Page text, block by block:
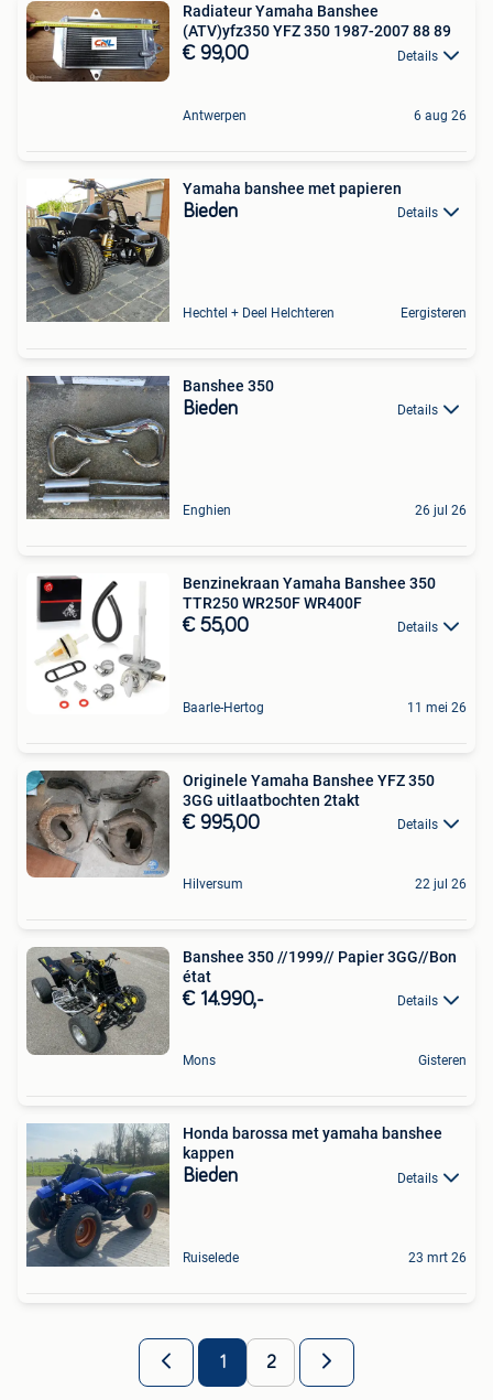
Radiateur Yamaha Banshee
(ATV)yfz350 YFZ 350 1987-2007 88 89
€ 99,00 Details
Antwerpen 6 aug 26
Yamaha banshee met papieren
Bieden Details
Hechtel + Deel Helchteren Eergisteren
Banshee 350
Bieden Details
Enghien 26 jul 26
Benzinekraan Yamaha Banshee 350
TTR250 WR250F WR400F
€ 55,00 Details
Baarle-Hertog 11 mei 26
Originele Yamaha Banshee YFZ 350
3GG uitlaatbochten 2takt
€ 995,00 Details
Hilversum 22 jul 26
Banshee 350 //1999// Papier 3GG//Bon
état
€ 14.990,- Details
Mons Gisteren
Honda barossa met yamaha banshee
kappen
Bieden Details
Ruiselede 23 mrt 26
1 2